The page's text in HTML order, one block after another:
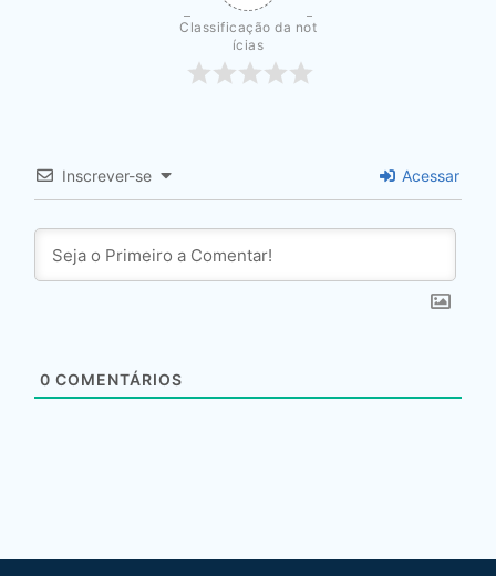
Classificação da not
ícias
Inscrever-se Acessar
0 COMENTÁRIOS